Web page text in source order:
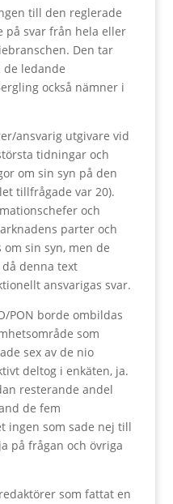
till den reglerade
på svar från hela eller
Den tar
ledande
också nämner i
ansvarig utgivare vid
tidningar och
om sin syn på den
tillfrågade var 20).
och
parter och
sin syn, men de
denna text
ansvarigas svar.
PON borde ombildas
som
sexav de nio
deltog i enkäten, ja.
resterande andel
de fem
ingen som sade nej till
på frågan och övriga
som fattat en